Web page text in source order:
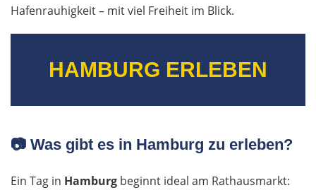
Hafenrauhigkeit – mit viel Freiheit im Blick.
HAMBURG ERLEBEN
📷 Was gibt es in Hamburg zu erleben?
Ein Tag in Hamburg beginnt ideal am Rathausmarkt: